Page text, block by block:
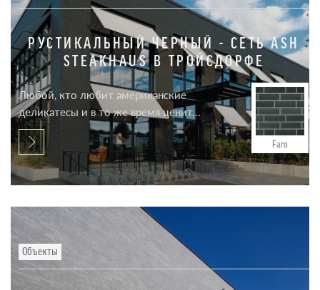
РУСТИКАЛЬНЫЙ ЧЕРНЫЙ - СЕТЬ ASH
STEAKHAUS В ТРОЙСДОРФЕ
Любой, кто любит американские
деликатесы и в то же время ценит...
Faro
Объекты